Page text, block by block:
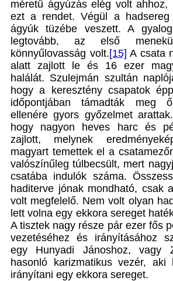
méretű ágyúzás elég volt ahhoz,
ezt a rendet. Végül a
ágyúk tüzébe veszett. A
legtovább, az első
könnyűlovasság volt.[15] A csata
alatt zajlott le és 16 ezer
halálát. Szulejmán szultán
hogy a keresztény csapatok
időpontjában támadták meg
ellenére gyors győzelmet
hogy nagyon heves harc és
zajlott, melynek
magyart temettek el a
valószínűleg túlbecsült, mert
csatába indulók száma.
haditerve jónak mondható, csak
volt megfelelő. Nem volt olyan
lett volna egy ekkora sereget
A tisztek nagy része pár ezer fős
vezetéséhez és irányításához
egy Hunyadi Jánoshoz, vagy
hasonló karizmatikus vezér,
irányítani egy ekkora sereget.